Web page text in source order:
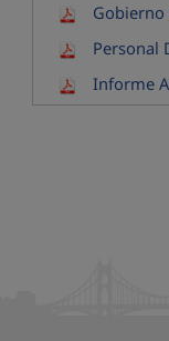
Gobierno
Personal
Informe